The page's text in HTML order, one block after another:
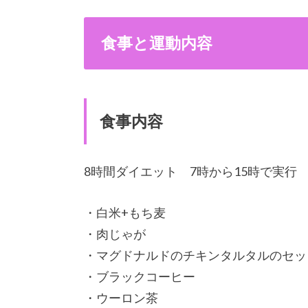
食事と運動内容
食事内容
8時間ダイエット 7時から15時で実行
・白米+もち麦
・肉じゃが
・マグドナルドのチキンタルタルのセ
・ブラックコーヒー
・ウーロン茶